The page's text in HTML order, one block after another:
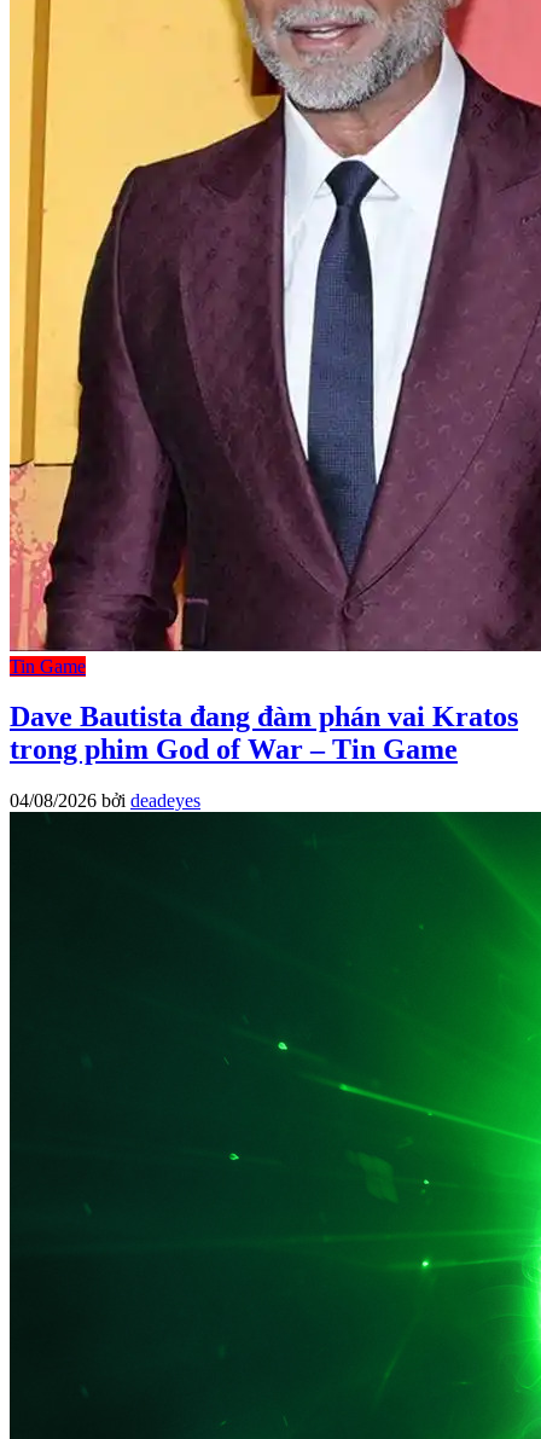
Tin Game
Dave Bautista đang đàm phán vai Kratos
trong phim God of War – Tin Game
04/08/2026 bởi deadeyes